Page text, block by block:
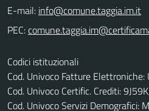
E-mail:
PEC:
Codici istituzionali
Cod. Univoco Fatture Elettroniche:
Cod. Univoco Certific. Crediti:
Cod. Univoco Servizi Demografici: